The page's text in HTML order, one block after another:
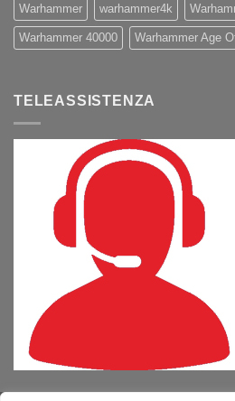
Warhammer warhammer4k
Warhammer 40000 Warhammer Age
TELEASSISTENZA